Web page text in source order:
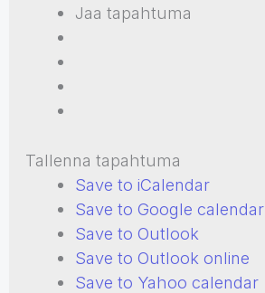
Jaa tapahtuma
Tallenna tapahtuma
Save to iCalendar
Save to Google calendar
Save to Outlook
Save to Outlook online
Save to Yahoo calendar